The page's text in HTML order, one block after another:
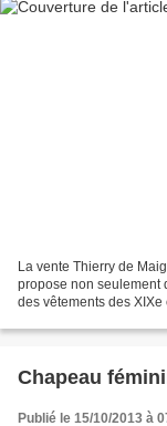
La vente Thierry de
propose non seulement
des vêtements des
Chapeau
Publié le 15/10/2013 à